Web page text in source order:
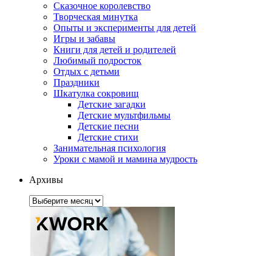
Сказочное королевство
Творческая минутка
Опыты и эксперименты для детей
Игры и забавы
Книги для детей и родителей
Любимый подросток
Отдых с детьми
Праздники
Шкатулка сокровищ
Детские загадки
Детские мультфильмы
Детские песни
Детские стихи
Занимательная психология
Уроки с мамой и мамина мудрость
Архивы
Архивы